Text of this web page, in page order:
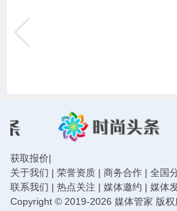
获取报价|
关于我们 | 荣誉资质 | 商务合作 | 全国
联系我们 | 热点关注 | 媒体邀约 | 媒体
Copyright © 2019-2026 媒体管家 版权